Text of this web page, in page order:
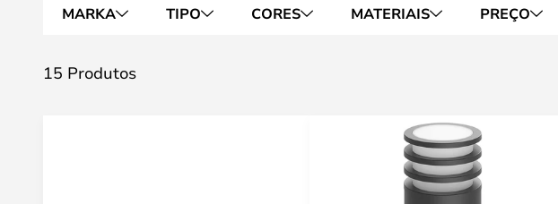
MARKA TIPO CORES MATERIAIS PREÇO
15 Produtos